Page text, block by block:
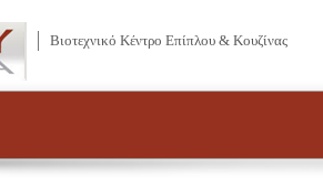
Βιοτεχνικό Κέντρο Επίπλου & Κουζίνας